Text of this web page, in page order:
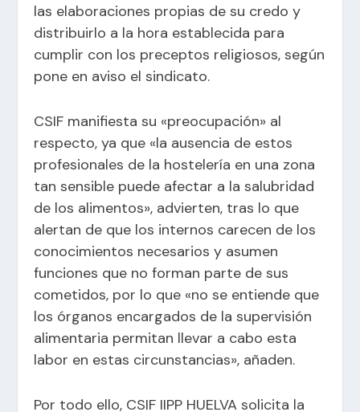
las elaboraciones propias de su credo y
distribuirlo a la hora establecida para
cumplir con los preceptos religiosos, según
pone en aviso el sindicato.
CSIF manifiesta su «preocupación» al
respecto, ya que «la ausencia de estos
profesionales de la hostelería en una zona
tan sensible puede afectar a la salubridad
de los alimentos», advierten, tras lo que
alertan de que los internos carecen de los
conocimientos necesarios y asumen
funciones que no forman parte de sus
cometidos, por lo que «no se entiende que
los órganos encargados de la supervisión
alimentaria permitan llevar a cabo esta
labor en estas circunstancias», añaden.
Por todo ello, CSIF IIPP HUELVA solicita la